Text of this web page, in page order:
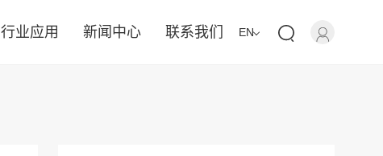
行业应用 新闻中心 联系我们 EN